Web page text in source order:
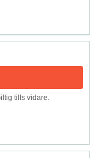
tills vidare.